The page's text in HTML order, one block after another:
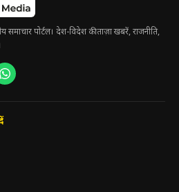
पोर्टल। देश-विदेश की ताज़ा खबरें, राजनीति,